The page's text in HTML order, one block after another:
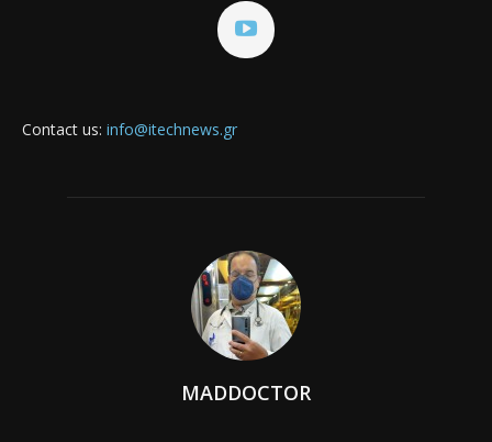
Contact us: info@itechnews.gr
MADDOCTOR